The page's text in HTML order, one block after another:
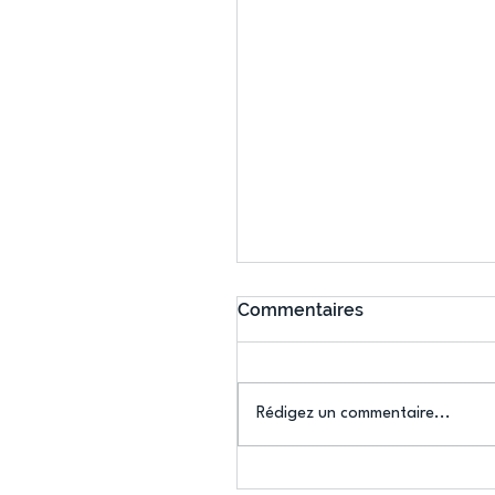
Commentaires
Rédigez un commentaire...